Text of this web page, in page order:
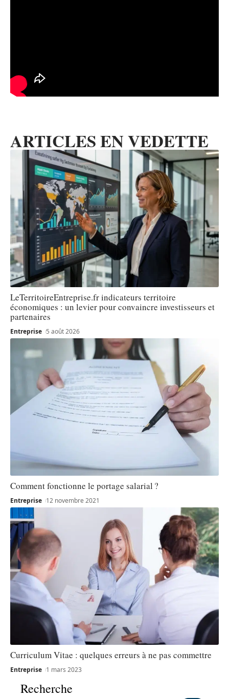
ARTICLES EN VEDETTE
LeTerritoireEntreprise.fr indicateurs territoire
économiques : un levier pour convaincre investisseurs et
partenaires
Entreprise 5 août 2026
Comment fonctionne le portage salarial ?
Entreprise 12 novembre 2021
Curriculum Vitae : quelques erreurs à ne pas commettre
Entreprise 1 mars 2023
Recherche